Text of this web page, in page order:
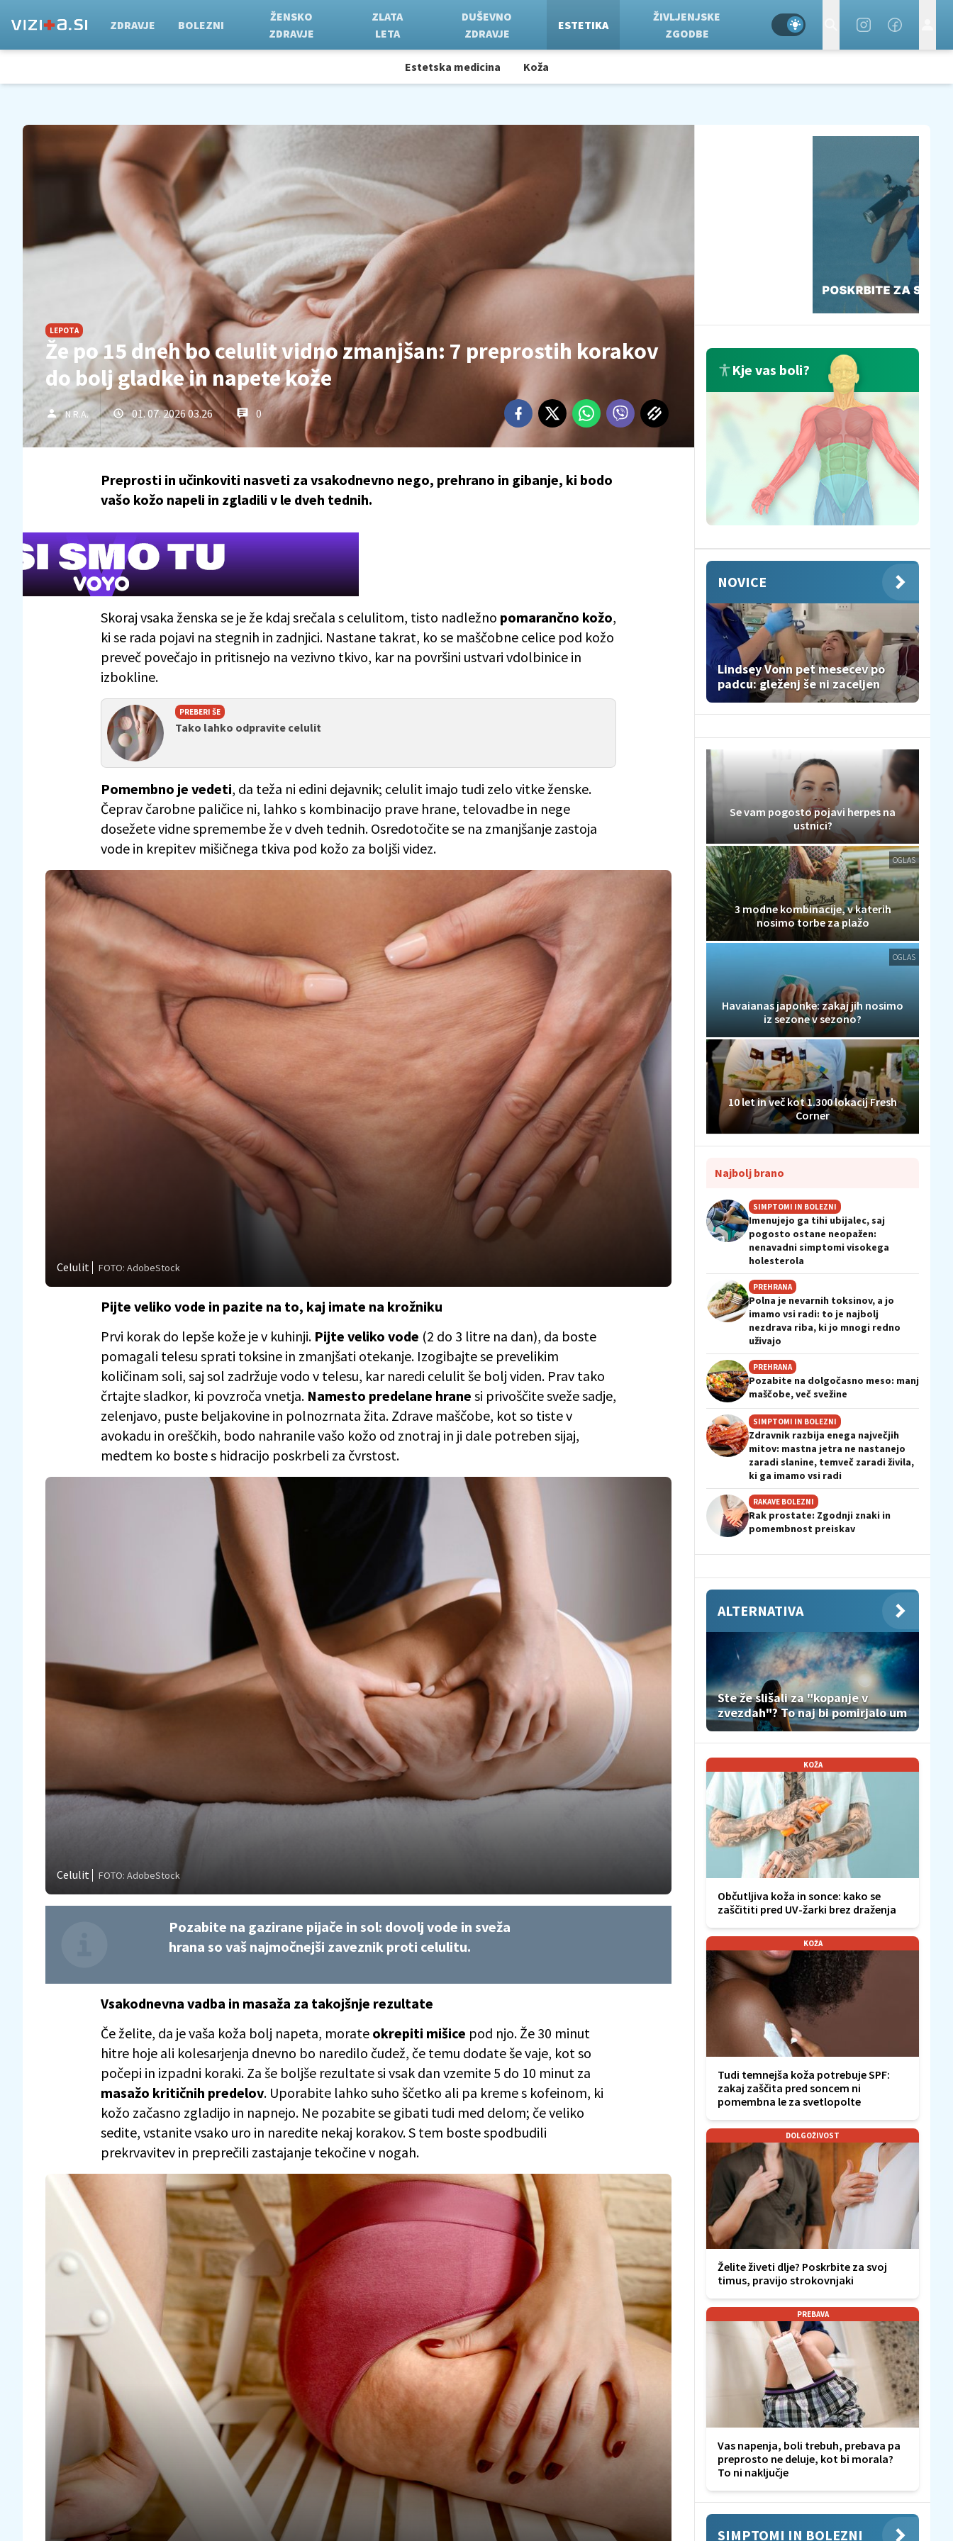
ZDRAVJE BOLEZNI
ŽENSKO
ZDRAVJE
ZLATA
LETA
DUŠEVNO
ZDRAVJE
ESTETIKA
ŽIVLJENJSKE
ZGODBE
Estetska medicina Koža
LEPOTA
Že po 15 dneh bo celulit vidno zmanjšan: 7 preprostih korakov
do bolj gladke in napete kože
N.R.A. 01. 07. 2026 03.26 0
Preprosti in učinkoviti nasveti za vsakodnevno nego, prehrano in gibanje, ki bodo
vašo kožo napeli in zgladili v le dveh tednih.
Skoraj vsaka ženska se je že kdaj srečala s celulitom, tisto nadležno pomarančno kožo,
ki se rada pojavi na stegnih in zadnjici. Nastane takrat, ko se maščobne celice pod kožo
preveč povečajo in pritisnejo na vezivno tkivo, kar na površini ustvari vdolbinice in
izbokline.
PREBERI ŠE
Tako lahko odpravite celulit
Pomembno je vedeti, da teža ni edini dejavnik; celulit imajo tudi zelo vitke ženske.
Čeprav čarobne paličice ni, lahko s kombinacijo prave hrane, telovadbe in nege
dosežete vidne spremembe že v dveh tednih. Osredotočite se na zmanjšanje zastoja
vode in krepitev mišičnega tkiva pod kožo za boljši videz.
Celulit FOTO: AdobeStock
Pijte veliko vode in pazite na to, kaj imate na krožniku
Prvi korak do lepše kože je v kuhinji. Pijte veliko vode (2 do 3 litre na dan), da boste
pomagali telesu sprati toksine in zmanjšati otekanje. Izogibajte se prevelikim
količinam soli, saj sol zadržuje vodo v telesu, kar naredi celulit še bolj viden. Prav tako
črtajte sladkor, ki povzroča vnetja. Namesto predelane hrane si privoščite sveže sadje,
zelenjavo, puste beljakovine in polnozrnata žita. Zdrave maščobe, kot so tiste v
avokadu in oreščkih, bodo nahranile vašo kožo od znotraj in ji dale potreben sijaj,
medtem ko boste s hidracijo poskrbeli za čvrstost.
Celulit FOTO: AdobeStock
Pozabite na gazirane pijače in sol: dovolj vode in sveža
hrana so vaš najmočnejši zaveznik proti celulitu.
Vsakodnevna vadba in masaža za takojšnje rezultate
Če želite, da je vaša koža bolj napeta, morate okrepiti mišice pod njo. Že 30 minut
hitre hoje ali kolesarjenja dnevno bo naredilo čudež, če temu dodate še vaje, kot so
počepi in izpadni koraki. Za še boljše rezultate si vsak dan vzemite 5 do 10 minut za
masažo kritičnih predelov. Uporabite lahko suho ščetko ali pa kreme s kofeinom, ki
kožo začasno zgladijo in napnejo. Ne pozabite se gibati tudi med delom; če veliko
sedite, vstanite vsako uro in naredite nekaj korakov. S tem boste spodbudili
prekrvavitev in preprečili zastajanje tekočine v nogah.
Kje vas boli?
NOVICE
Lindsey Vonn pet mesecev po
padcu: gleženj še ni zaceljen
Se vam pogosto pojavi herpes na
ustnici?
OGLAS
3 modne kombinacije, v katerih
nosimo torbe za plažo
OGLAS
Havaianas japonke: zakaj jih nosimo
iz sezone v sezono?
10 let in več kot 1.300 lokacij Fresh
Corner
Najbolj brano
SIMPTOMI IN BOLEZNI
Imenujejo ga tihi ubijalec, saj
pogosto ostane neopažen:
nenavadni simptomi visokega
holesterola
PREHRANA
Polna je nevarnih toksinov, a jo
imamo vsi radi: to je najbolj
nezdrava riba, ki jo mnogi redno
uživajo
PREHRANA
Pozabite na dolgočasno meso: manj
maščobe, več svežine
SIMPTOMI IN BOLEZNI
Zdravnik razbija enega največjih
mitov: mastna jetra ne nastanejo
zaradi slanine, temveč zaradi živila,
ki ga imamo vsi radi
RAKAVE BOLEZNI
Rak prostate: Zgodnji znaki in
pomembnost preiskav
ALTERNATIVA
Ste že slišali za "kopanje v
zvezdah"? To naj bi pomirjalo um
KOŽA
Občutljiva koža in sonce: kako se
zaščititi pred UV-žarki brez draženja
KOŽA
Tudi temnejša koža potrebuje SPF:
zakaj zaščita pred soncem ni
pomembna le za svetlopolte
DOLGOŽIVOST
Želite živeti dlje? Poskrbite za svoj
timus, pravijo strokovnjaki
PREBAVA
Vas napenja, boli trebuh, prebava pa
preprosto ne deluje, kot bi morala?
To ni naključje
SIMPTOMI IN BOLEZNI